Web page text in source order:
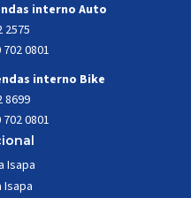
interno Auto
2575
0801
interno Bike
8699
0801
Isapa
Isapa